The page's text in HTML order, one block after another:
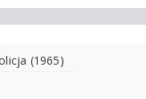
(1965)